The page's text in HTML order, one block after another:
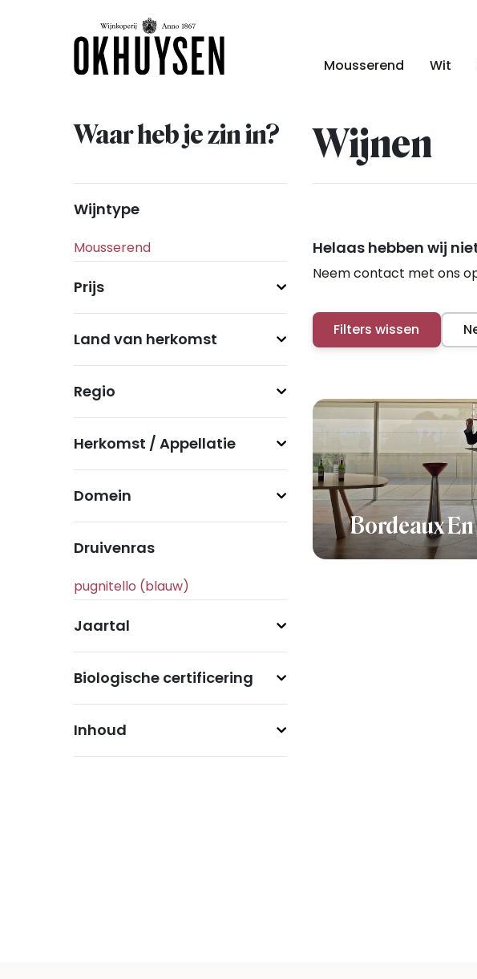
Mousserend Wit
Waar heb je zin in? Wijnen
Wijntype
Prijs
Land van herkomst
Regio
Herkomst / Appellatie
Domein
Druivenras
Jaartal
Biologische certificering
Inhoud
Helaas hebben wij
Neem contact met ons
Filters wissen
Bordeaux